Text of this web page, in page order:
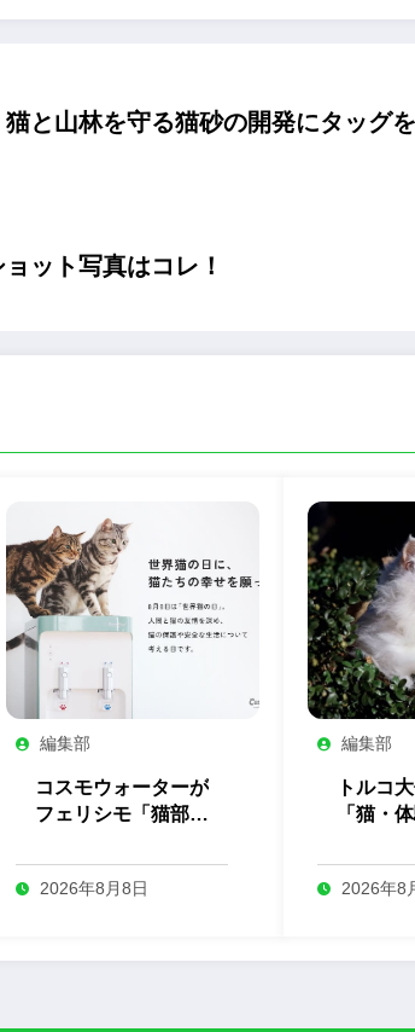
猫と山林を守る猫砂の開発にタッグ
ット写真はコレ！
編集部
コスモウォーターが
フェリシモ「猫部」
始
2026年8月8日
編集部
トルコ
「猫・
表
2026年8